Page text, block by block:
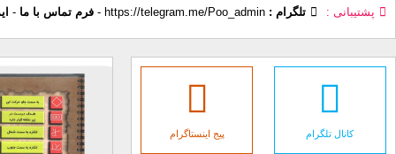
پشتیبانی تلگرام : https://telegram.me/Poo_admin
- فرم تماس با ما -
کانال تلگرام پیج اینستاگرام